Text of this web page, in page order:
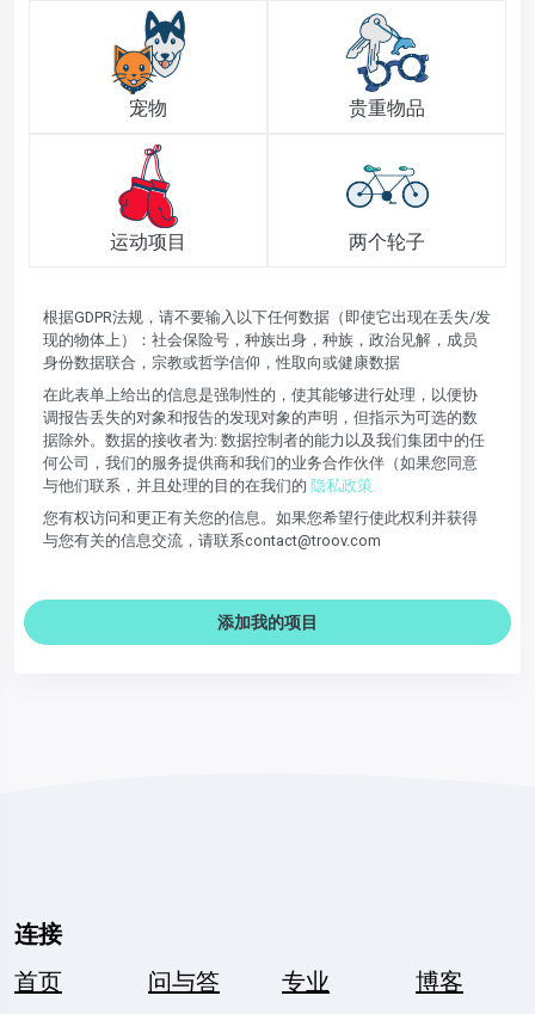
宠物 贵重物品
运动项目 两个轮子
根据GDPR法规，请不要输入以下任何数据（即使它出现在丢失/发
现的物体上）：社会保险号，种族出身，种族，政治见解，成员
身份数据联合，宗教或哲学信仰，性取向或健康数据
在此表单上给出的信息是强制性的，使其能够进行处理，以便协
调报告丢失的对象和报告的发现对象的声明，但指示为可选的数
据除外。数据的接收者为: 数据控制者的能力以及我们集团中的任
何公司，我们的服务提供商和我们的业务合作伙伴（如果您同意
与他们联系，并且处理的目的在我们的 隐私政策.
您有权访问和更正有关您的信息。如果您希望行使此权利并获得
与您有关的信息交流，请联系contact@troov.com
添加我的项目
连接
首页
问与答 专业
博客